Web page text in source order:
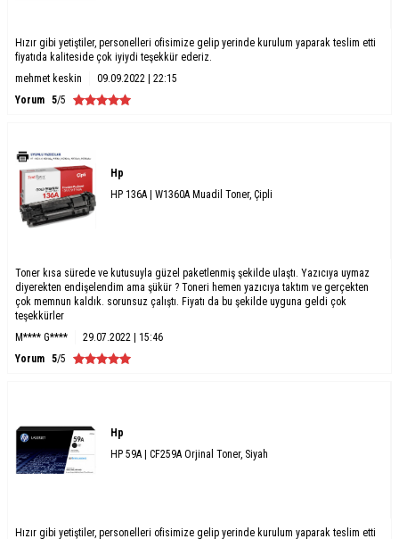
Hızır gibi yetiştiler, personelleri ofisimize gelip yerinde kurulum yaparak teslim etti
fiyatıda kaliteside çok iyiydi teşekkür ederiz.
mehmet keskin
09.09.2022 | 22:15
Yorum 5/5
Hp
HP 136A | W1360A Muadil Toner, Çipli
Toner kısa sürede ve kutusuyla güzel paketlenmiş şekilde ulaştı. Yazıcıya uymaz
diyerekten endişelendim ama şükür ? Toneri hemen yazıcıya taktım ve gerçekten
çok memnun kaldık. sorunsuz çalıştı. Fiyatı da bu şekilde uyguna geldi çok
teşekkürler
M**** G****
29.07.2022 | 15:46
Yorum 5/5
Hp
HP 59A | CF259A Orjinal Toner, Siyah
Hızır gibi yetiştiler, personelleri ofisimize gelip yerinde kurulum yaparak teslim etti